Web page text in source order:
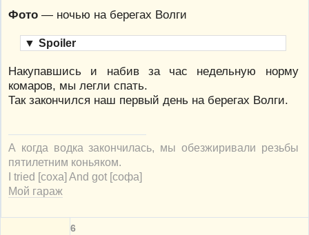
Фото — ночью на берегах Волги
▼ Spoiler
Накупавшись и набив за час недельную норму
комаров, мы легли спать.
Так закончился наш первый день на берегах Волги.
А когда водка закончилась, мы обезжиривали резьбы
пятилетним коньяком.
I tried [соха] And got [софа]
Мой гараж
6